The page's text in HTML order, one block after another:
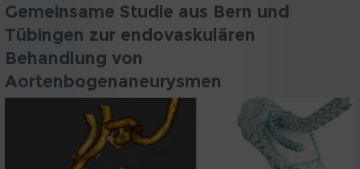
Gemeinsame Studie aus Bern und
Tübingen zur endovaskulären
Behandlung von
Aortenbogenaneurysmen